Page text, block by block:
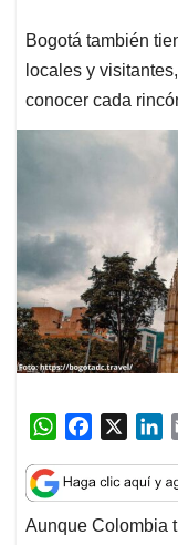
Bogotá también
locales y
conocer cada
W
a
t
s
c
e
b
n
k
e
Aunque Colombia